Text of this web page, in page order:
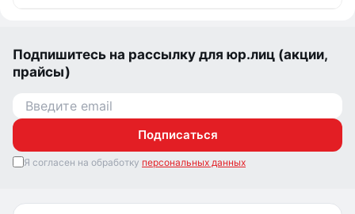
Подпишитесь на рассылку для юр.лиц (акции,
прайсы)
Подписаться
Я согласен на обработку персональных данных